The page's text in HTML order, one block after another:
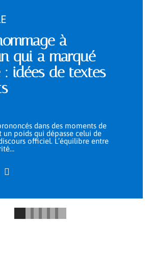
à
qui a marqué
: idées de textes
dans des moments de
un poids qui dépasse celui de
officiel. L’équilibre entre
…